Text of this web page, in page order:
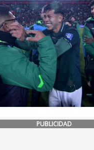
PUBLICIDAD